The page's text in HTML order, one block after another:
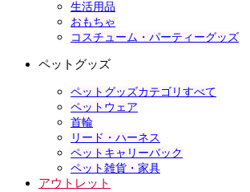
生活用品
おもちゃ
コスチューム・パーティーグッズ
ペットグッズ
ペットグッズカテゴリすべて
ペットウェア
首輪
リード・ハーネス
ペットキャリーバック
ペット雑貨・家具
アウトレット